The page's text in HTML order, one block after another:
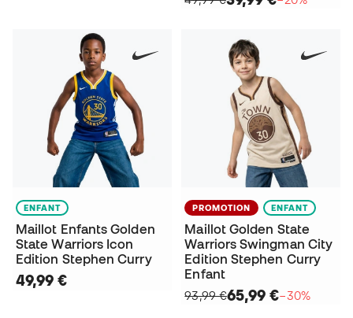
ENFANT
Maillot Enfants Golden
State Warriors Icon
Edition Stephen Curry
49,99 €
PROMOTION ENFANT
Maillot Golden State
Warriors Swingman City
Edition Stephen Curry
Enfant
93,99 €65,99 €−30%